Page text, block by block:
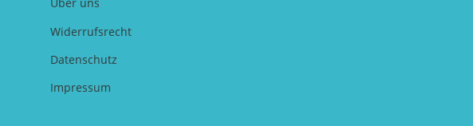
Über uns
Widerrufsrecht
Datenschutz
Impressum